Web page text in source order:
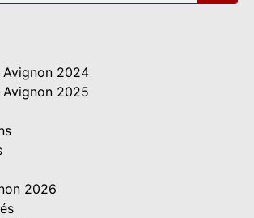
Avignon 2024
Avignon 2025
2026